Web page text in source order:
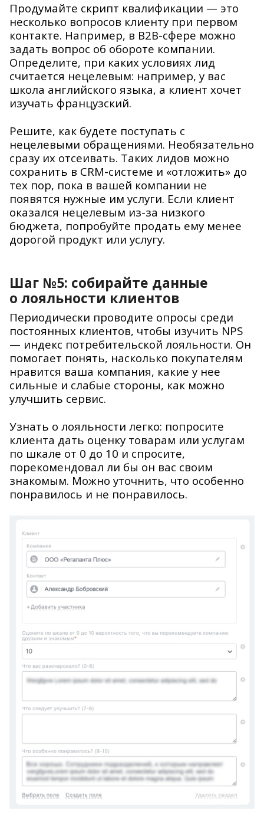
Продумайте скрипт квалификации — это
несколько вопросов клиенту при первом
контакте. Например, в B2B-сфере можно
задать вопрос об обороте компании.
Определите, при каких условиях лид
считается нецелевым: например, у вас
школа английского языка, а клиент хочет
изучать французский.
Решите, как будете поступать с
нецелевыми обращениями. Необязательно
сразу их отсеивать. Таких лидов можно
сохранить в CRM-системе и «отложить» до
тех пор, пока в вашей компании не
появятся нужные им услуги. Если клиент
оказался нецелевым из-за низкого
бюджета, попробуйте продать ему менее
дорогой продукт или услугу.
Шаг №5: собирайте данные
о лояльности клиентов
Периодически проводите опросы среди
постоянных клиентов, чтобы изучить NPS
— индекс потребительской лояльности. Он
помогает понять, насколько покупателям
нравится ваша компания, какие у нее
сильные и слабые стороны, как можно
улучшить сервис.
Узнать о лояльности легко: попросите
клиента дать оценку товарам или услугам
по шкале от 0 до 10 и спросите,
порекомендовал ли бы он вас своим
знакомым. Можно уточнить, что особенно
понравилось и не понравилось.